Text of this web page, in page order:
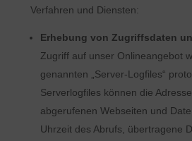
Verfahren und Diensten:
Erhebung von Zugriffsdaten
Zugriff auf unser Onlineangebot
genannten „Server-Logfiles“
Serverlogfiles können die
abgerufenen Webseiten und
Uhrzeit des Abrufs, übertragene